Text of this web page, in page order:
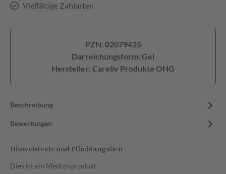
Vielfältige Zahlarten
PZN: 02079425
Darreichungsform: Gel
Hersteller: Careliv Produkte OHG
Beschreibung
Bewertungen
Hinweistexte und Pflichtangaben
Dies ist ein Medizinprodukt.